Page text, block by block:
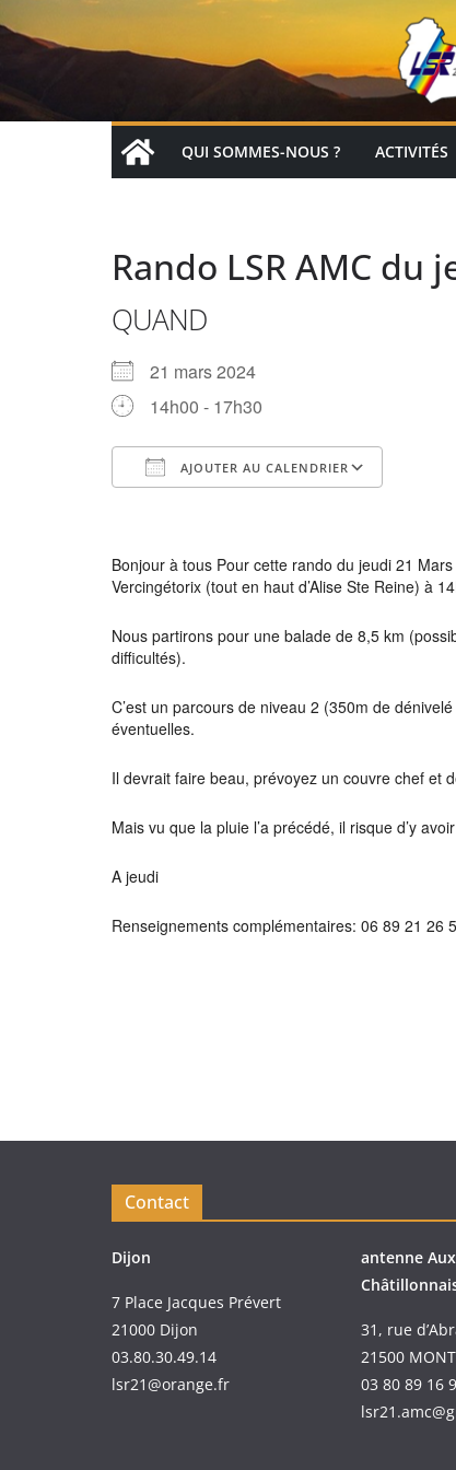
QUI SOMMES-NOUS ? ACTIVITÉS
Rando LSR AMC du
QUAND
21 mars 2024
14h00 - 17h30
AJOUTER AU CALENDRIER
Bonjour à tous Pour cette rando du jeudi 21
Vercingétorix (tout en haut d’Alise Ste Reine) à
Nous partirons pour une balade de 8,5 km
difficultés).
C’est un parcours de niveau 2 (350m de
éventuelles.
Il devrait faire beau, prévoyez un couvre chef et
Mais vu que la pluie l’a précédé, il risque d’y
A jeudi
Renseignements complémentaires: 06 89 21 26
Contact
Dijon
7 Place Jacques Prévert
21000 Dijon
03.80.30.49.14
lsr21@orange.fr
antenne
31, rue
21500
03 80 89 16